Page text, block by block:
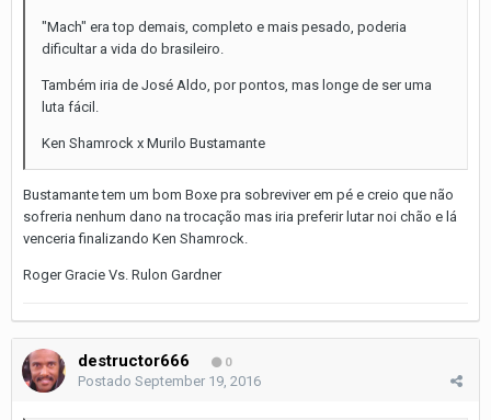
"Mach" era top demais, completo e mais pesado, poderia
dificultar a vida do brasileiro.
Também iria de José Aldo, por pontos, mas longe de ser uma
luta fácil.
Ken Shamrock x Murilo Bustamante
Bustamante tem um bom Boxe pra sobreviver em pé e creio que não
sofreria nenhum dano na trocação mas iria preferir lutar noi chão e lá
venceria finalizando Ken Shamrock.
Roger Gracie Vs. Rulon Gardner
destructor666 0
Postado September 19, 2016